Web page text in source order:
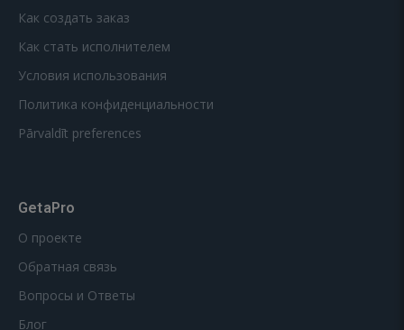
Как создать заказ
Как стать исполнителем
Условия использования
Политика конфиденциальности
Pārvaldīt preferences
GetaPro
О проекте
Обратная связь
Вопросы и Ответы
Блог